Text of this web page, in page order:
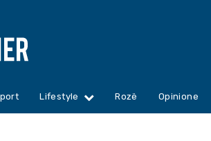
Lifestyle Rozë Opinione